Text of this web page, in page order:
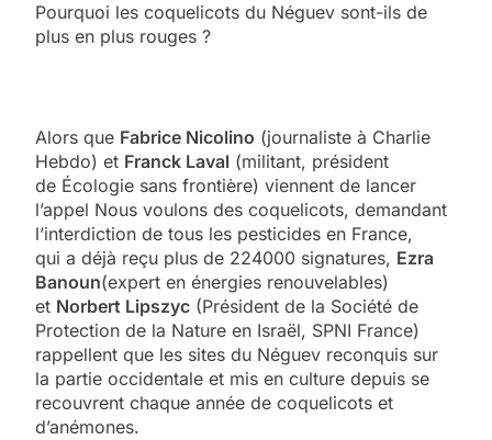
Pourquoi les coquelicots du Néguev sont-ils de
plus en plus rouges ?
Alors que Fabrice Nicolino (journaliste à Charlie
Hebdo) et Franck Laval (militant, président
de Écologie sans frontière) viennent de lancer
l’appel Nous voulons des coquelicots, demandant
l’interdiction de tous les pesticides en France,
qui a déjà reçu plus de 224000 signatures, Ezra
Banoun(expert en énergies renouvelables)
et Norbert Lipszyc (Président de la Société de
Protection de la Nature en Israël, SPNI France)
rappellent que les sites du Néguev reconquis sur
la partie occidentale et mis en culture depuis se
recouvrent chaque année de coquelicots et
d’anémones.